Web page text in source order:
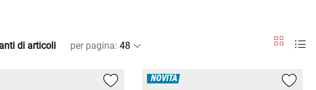
di articoli per pagina:
NOVITÀ